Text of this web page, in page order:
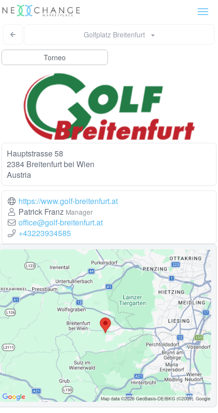
Golfplatz Breitenfurt
Torneo
Hauptstrasse 58
2384 Breitenfurt bei Wien
Austria
https://www.golf-breitenfurt.at
Patrick Franz Manager
office@golf-breitenfurt.at
+43223934585